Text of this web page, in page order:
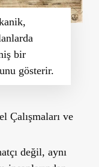
bir
gösterir.
Çalışmaları ve
değil, aynı